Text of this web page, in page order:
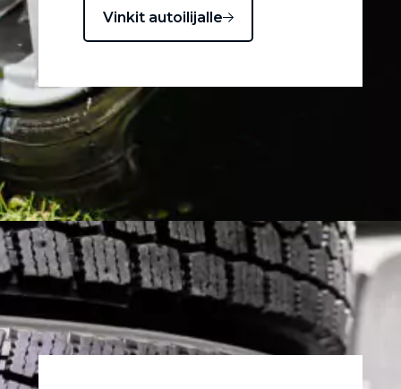
Vinkit autoilijalle